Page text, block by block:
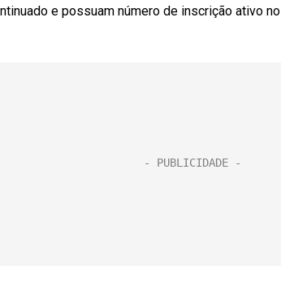
e possuam número de inscrição ativo